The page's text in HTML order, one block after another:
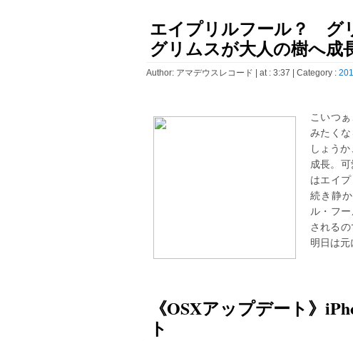
エイプリルフール？ グ
グリムスが大人の樹へ成
Author: アマデウスレコード | at : 3:37 | Category :
こいつ
みたく
しょう
成長。
はエイ
続き静
ル・フ
される
明日は
《OSXアップデート》
ト